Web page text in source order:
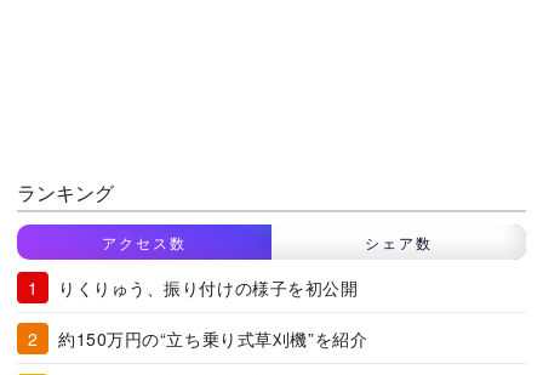
ランキング
アクセス数 シェア数
りくりゅう、振り付けの様子を初公開
約150万円の“立ち乗り式草刈機”を紹介